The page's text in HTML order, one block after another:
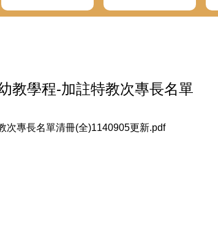
教學程-加註特教次專長名單
次專長名單清冊(全)1140905更新.pdf